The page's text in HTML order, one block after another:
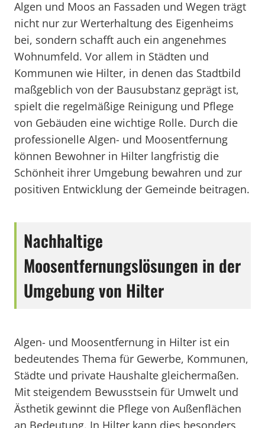
Algen und Moos an Fassaden und Wegen trägt
nicht nur zur Werterhaltung des Eigenheims
bei, sondern schafft auch ein angenehmes
Wohnumfeld. Vor allem in Städten und
Kommunen wie Hilter, in denen das Stadtbild
maßgeblich von der Bausubstanz geprägt ist,
spielt die regelmäßige Reinigung und Pflege
von Gebäuden eine wichtige Rolle. Durch die
professionelle Algen- und Moosentfernung
können Bewohner in Hilter langfristig die
Schönheit ihrer Umgebung bewahren und zur
positiven Entwicklung der Gemeinde beitragen.
Nachhaltige
Moosentfernungslösungen in der
Umgebung von Hilter
Algen- und Moosentfernung in Hilter ist ein
bedeutendes Thema für Gewerbe, Kommunen,
Städte und private Haushalte gleichermaßen.
Mit steigendem Bewusstsein für Umwelt und
Ästhetik gewinnt die Pflege von Außenflächen
an Bedeutung. In Hilter kann dies besonders